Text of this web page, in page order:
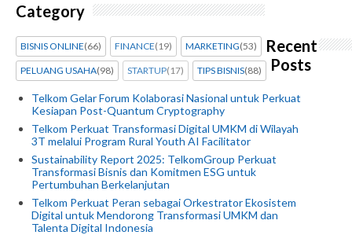
Category
BISNIS ONLINE(66) FINANCE(19) MARKETING(53)
PELUANG USAHA(98) STARTUP(17) TIPS BISNIS(88)
Recent
Posts
Telkom Gelar Forum Kolaborasi Nasional untuk Perkuat
Kesiapan Post-Quantum Cryptography
Telkom Perkuat Transformasi Digital UMKM di Wilayah
3T melalui Program Rural Youth AI Facilitator
Sustainability Report 2025: TelkomGroup Perkuat
Transformasi Bisnis dan Komitmen ESG untuk
Pertumbuhan Berkelanjutan
Telkom Perkuat Peran sebagai Orkestrator Ekosistem
Digital untuk Mendorong Transformasi UMKM dan
Talenta Digital Indonesia